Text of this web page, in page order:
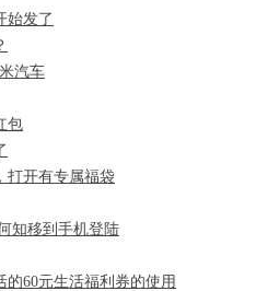
始发了
汽车
包
打开有专属福袋
知移到手机登陆
60元生活福利券的使用